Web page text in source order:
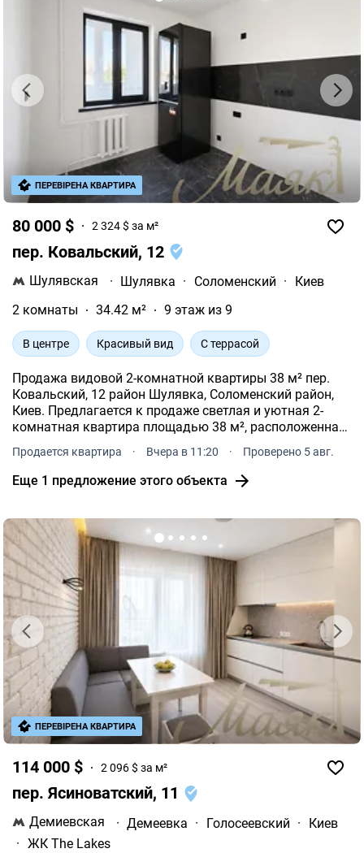
80 000 $ 2 324 $ за м²
пер. Ковальский, 12
Шулявская · Шулявка · Соломенский ·
Киев
2 комнаты
34.42 м² 9 этаж из 9
В центре Красивый вид С террасой
Продажа видовой 2-комнатной квартиры 38 м² пер.
Ковальский, 12 район Шулявка, Соломенский район,
Киев. Предлагается к продаже светлая и уютная 2-
комнатная квартира площадью 38 м², расположенная
Ковальский, 12.
Продается квартира · Вчера в 11:20 · Проверено 5 авг.
Еще 1 предложение этого объекта
ПЕРЕВІРЕНА КВАРТИРА
114 000 $ 2 096 $ за м²
пер. Ясиноватский, 11
Демиевская · Демеевка · Голосеевский ·
Киев
· ЖК The Lakes
ПЕРЕВІРЕНА КВАРТИРА